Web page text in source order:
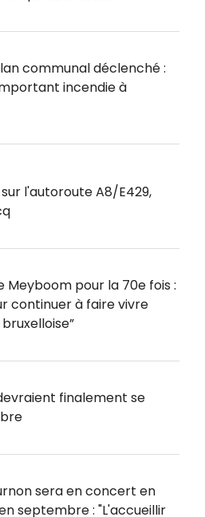
communal déclenché :
incendie à
l'autoroute A8/E429,
Meyboom pour la 70e fois :
continuer à faire vivre
finalement se
sera en concert en
septembre : "L'accueillir